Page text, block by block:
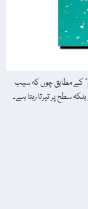
معلوماتِ عامہ کی انگریزی ویب سائٹ "pirnterest.com” کے مطابق چوں کہ سیب